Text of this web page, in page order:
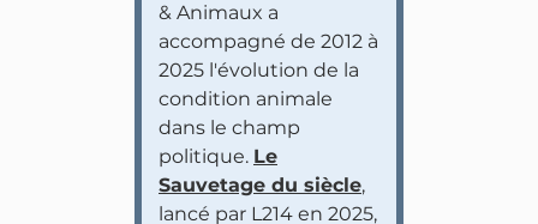
& Animaux a
accompagné de 2012 à
2025 l'évolution de la
condition animale
dans le champ
politique. Le
Sauvetage du siècle,
lancé par L214 en 2025,